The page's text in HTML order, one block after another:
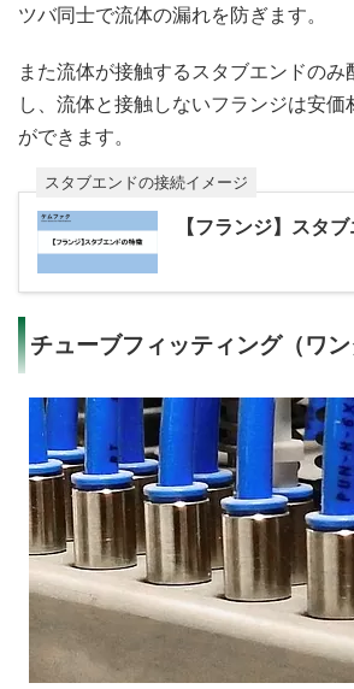
ツバ同士で流体の漏れを防ぎます。
また流体が接触するスタブエンドのみ
し、流体と接触しないフランジは安価
ができます。
【フランジ】スタ
スタブエンドの接続イメージ
チューブフィッティング（ワン